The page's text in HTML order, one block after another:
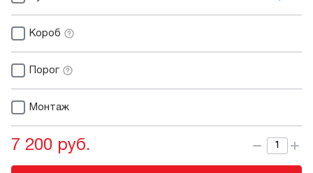
Короб
Порог
Монтаж
7 200 руб.